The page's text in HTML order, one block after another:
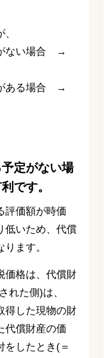
がない場合 →
がある場合 →
定がない場
です。
評価額が時価
低いため、代償
ます。
価格は、代償財
れた側)は、
得した現物の財
代償財産の価
をしたとき(＝